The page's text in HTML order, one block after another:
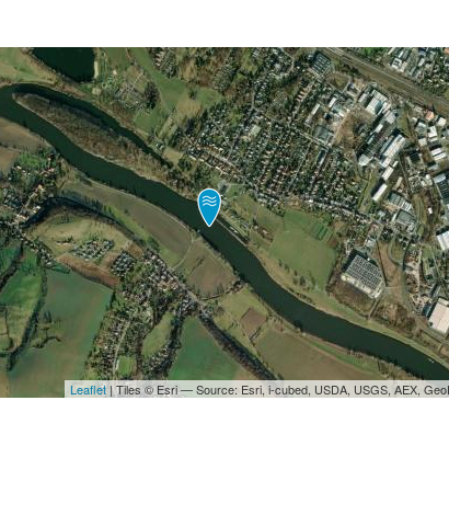
Leaflet| Tiles © Esri — Source: Esri, i-cubed, USDA, USGS, AEX,